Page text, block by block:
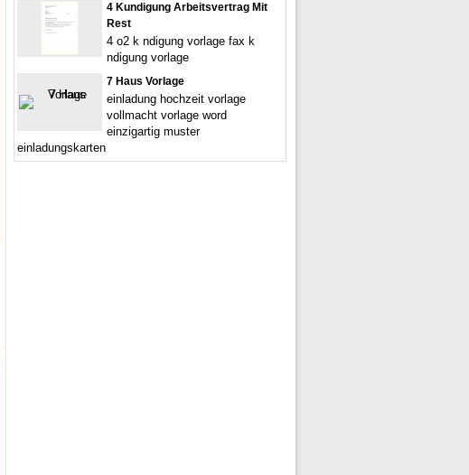
4 Kundigung Arbeitsvertrag Mit
Rest
4 o2 k ndigung vorlage fax k
ndigung vorlage
7 Haus Vorlage
einladung hochzeit vorlage
vollmacht vorlage word
einzigartig muster
einladungskarten